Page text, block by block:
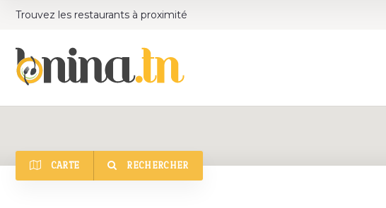
Trouvez les restaurants à proximité
CARTE RECHERCHER